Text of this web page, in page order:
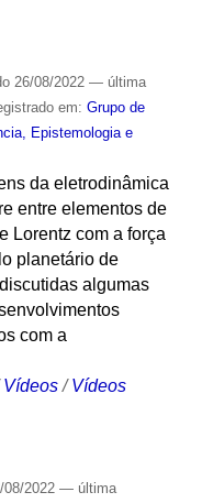
26/08/2022 — última
em: Grupo de
Epistemologia e
da eletrodinâmica
entre elementos de
Lorentz com a força
planetário de
algumas
com a
Vídeos /Vídeos
2022 — última